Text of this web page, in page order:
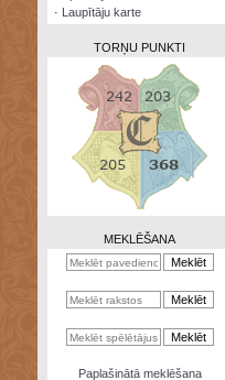
kalkulators
· Laupītāju karte
TORŅU PUNKTI
MEKLĒŠANA
Paplašinātā meklēšana